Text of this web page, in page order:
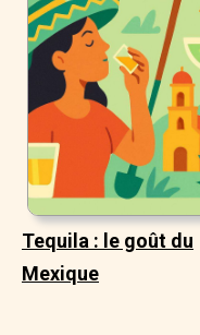
Tequila : le goût du
Mexique